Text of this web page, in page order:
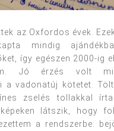
az Oxfordos évek.
mindig
így egészen 2000-ig
Jó érzés volt
a vadonatúj kötetet.
zselés tollakkal
látszik, hogy
a rendszerbe: